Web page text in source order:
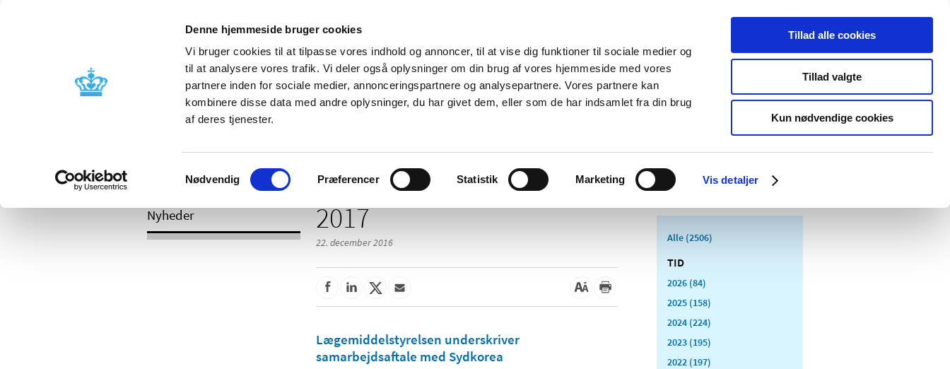
Denne hjemmeside bruger cookies
Vi bruger cookies til at tilpasse vores indhold og annoncer, til at vise dig funktioner til sociale medier og
til at analysere vores trafik. Vi deler også oplysninger om din brug af vores hjemmeside med vores
partnere inden for sociale medier, annonceringspartnere og analysepartnere. Vores partnere kan
kombinere disse data med andre oplysninger, du har givet dem, eller som de har indsamlet fra din brug
af deres tjenester.
Samtykkevalg
Nødvendig Præferencer Statistik Marketing Vis detaljer
Tillad alle cookies
Tillad valgte
Kun nødvendige cookies
Nyheder Om os Kontakt Udgivelser
Godkendelse og
Bivirkninger og
produktinformation
Tilskud og
Apoteker og salg af
Medicinsk
Særlige
produktområder
/ 2017
Nyheder 2017
22. december 2016
Lægemiddelstyrelsen underskriver
samarbejdsaftale med Sydkorea
Alle (2506)
TID
2026 (84)
2025 (158)
2024 (224)
2023 (195)
2022 (197)